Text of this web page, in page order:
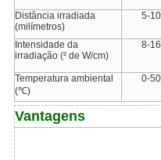
Distância irradiada
(milímetros)
5-10
Intensidade da
irradiação (² de W/cm)
8-16
Temperatura ambiental
(℃)
0-50
Vantagens